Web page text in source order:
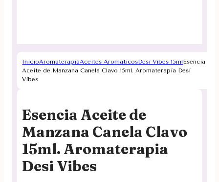
InicioAromaterapiaAceites AromáticosDesi Vibes 15mlEsencia
Aceite de Manzana Canela Clavo 15ml. Aromaterapia Desi
Vibes
Esencia Aceite de
Manzana Canela Clavo
15ml. Aromaterapia
Desi Vibes